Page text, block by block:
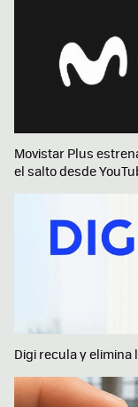
Movistar Plus
el salto desde
Digi recula y elimina